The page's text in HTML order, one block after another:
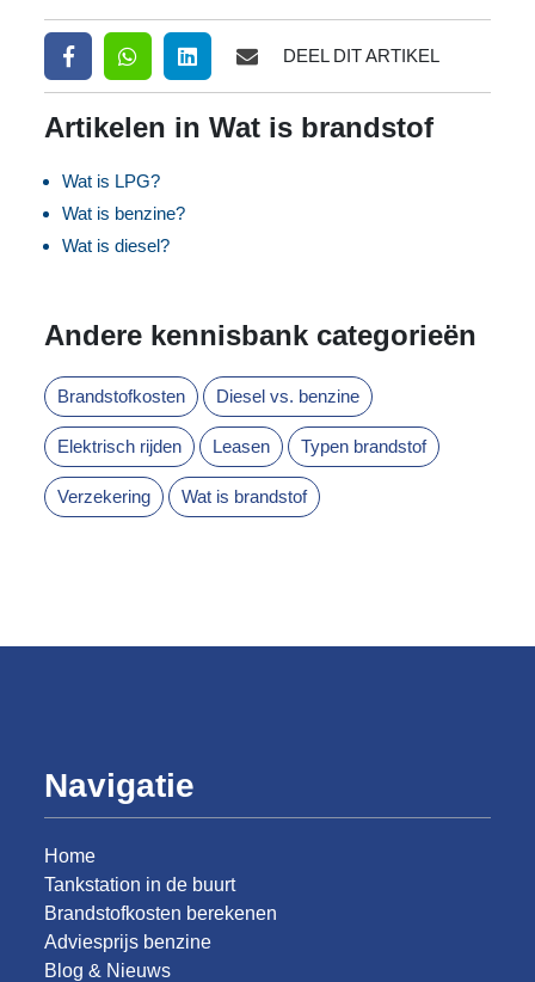
DEEL DIT ARTIKEL
Artikelen in Wat is brandstof
Wat is LPG?
Wat is benzine?
Wat is diesel?
Andere kennisbank categorieën
Brandstofkosten Diesel vs. benzine
Elektrisch rijden Leasen Typen brandstof
Verzekering Wat is brandstof
Navigatie
Home
Tankstation in de buurt
Brandstofkosten berekenen
Adviesprijs benzine
Blog & Nieuws